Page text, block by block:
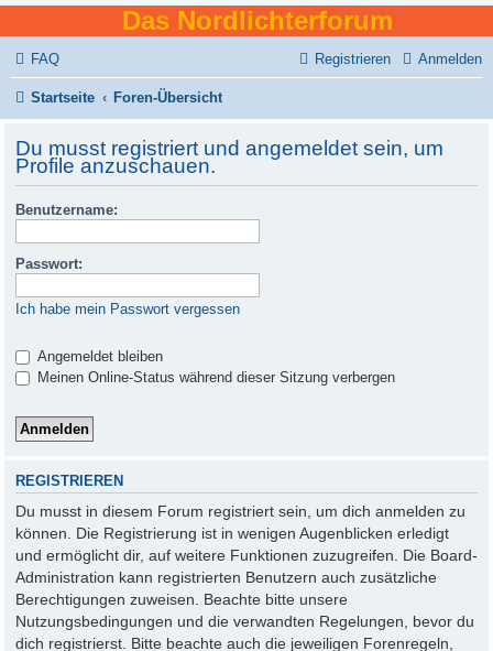
Das Nordlichterforum
FAQ Anmelden
Registrieren
Startseite Foren-Übersicht
Du musst registriert und angemeldet sein, um
Profile anzuschauen.
Benutzername:
Passwort:
Ich habe mein Passwort vergessen
Angemeldet bleiben
Meinen Online-Status während dieser Sitzung verbergen
REGISTRIEREN
Du musst in diesem Forum registriert sein, um dich anmelden zu
können. Die Registrierung ist in wenigen Augenblicken erledigt
und ermöglicht dir, auf weitere Funktionen zuzugreifen. Die Board-
Administration kann registrierten Benutzern auch zusätzliche
Berechtigungen zuweisen. Beachte bitte unsere
Nutzungsbedingungen und die verwandten Regelungen, bevor du
dich registrierst. Bitte beachte auch die jeweiligen Forenregeln,